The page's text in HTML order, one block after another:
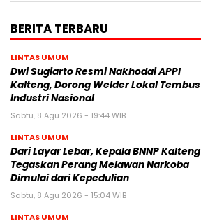
BERITA TERBARU
LINTAS UMUM
Dwi Sugiarto Resmi Nakhodai APPI
Kalteng, Dorong Welder Lokal Tembus
Industri Nasional
Sabtu, 8 Agu 2026 - 19:44 WIB
LINTAS UMUM
Dari Layar Lebar, Kepala BNNP Kalteng
Tegaskan Perang Melawan Narkoba
Dimulai dari Kepedulian
Sabtu, 8 Agu 2026 - 15:04 WIB
LINTAS UMUM